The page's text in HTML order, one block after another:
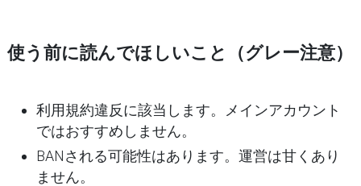
使う前に読んでほしいこと（グレー注意）
利用規約違反に該当します。メインアカウント
ではおすすめしません。
BANされる可能性はあります。運営は甘くあり
ません。